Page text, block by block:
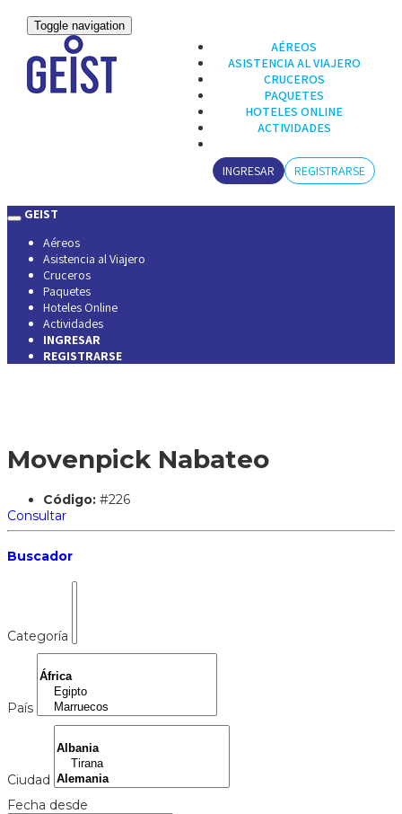
Toggle navigation
AÉREOS
ASISTENCIA AL VIAJERO
CRUCEROS
PAQUETES
HOTELES ONLINE
ACTIVIDADES
INGRESAR REGISTRARSE
GEIST
Aéreos
Asistencia al Viajero
Cruceros
Paquetes
Hoteles Online
Actividades
INGRESAR
REGISTRARSE
Movenpick Nabateo
Código: #226
Consultar
Buscador
Categoría
País
Ciudad
Fecha desde